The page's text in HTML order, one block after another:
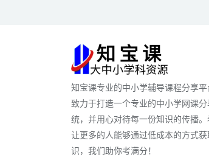
知宝课专业的中小学辅导课程分享平
致力于打造一个专业的中小学网课分
统，并用心对待每一份知识的传播。
让更多的人能够通过低成本的方式获
识，我们助你考满分！